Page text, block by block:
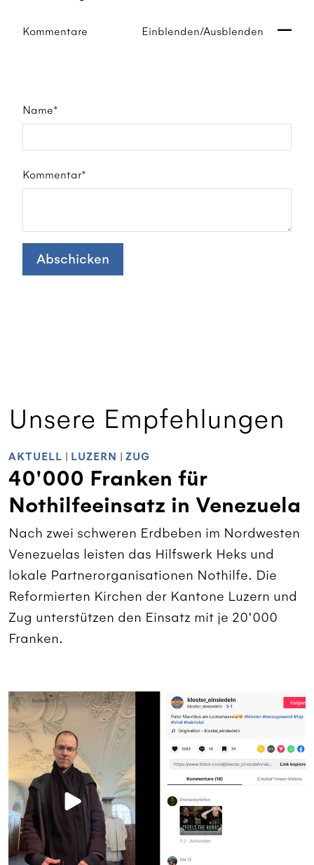
Kommentare Einblenden/Ausblenden
Name*
Kommentar*
Abschicken
Unsere Empfehlungen
AKTUELL | LUZERN | ZUG
40'000 Franken für
Nothilfeeinsatz in Venezuela
Nach zwei schweren Erdbeben im Nordwesten
Venezuelas leisten das Hilfswerk Heks und
lokale Partnerorganisationen Nothilfe. Die
Reformierten Kirchen der Kantone Luzern und
Zug unterstützen den Einsatz mit je 20'000
Franken.